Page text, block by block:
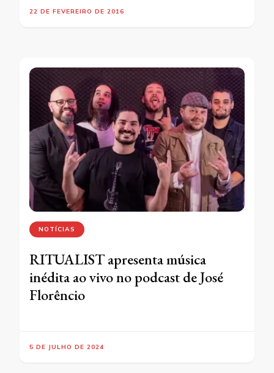
22 DE FEVEREIRO DE 2016
NOTÍCIAS
RITUALIST apresenta música
inédita ao vivo no podcast de José
Florêncio
5 DE JULHO DE 2024